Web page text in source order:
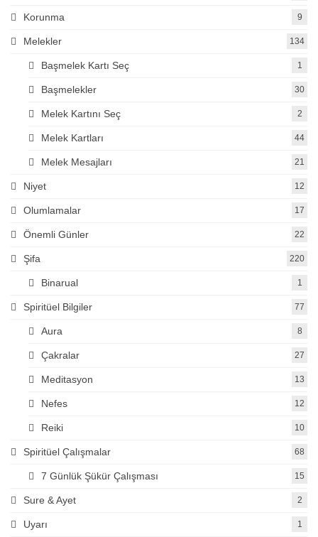
Korunma 9
Melekler 134
Başmelek Kartı Seç 1
Başmelekler 30
Melek Kartını Seç 2
Melek Kartları 44
Melek Mesajları 21
Niyet 12
Olumlamalar 17
Önemli Günler 22
Şifa 220
Binarual 1
Spiritüel Bilgiler 77
Aura 8
Çakralar 27
Meditasyon 13
Nefes 12
Reiki 10
Spiritüel Çalışmalar 68
7 Günlük Şükür Çalışması 15
Sure & Ayet 2
Uyarı 1